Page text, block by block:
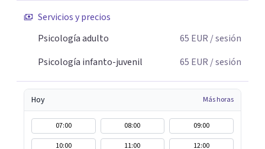
Servicios y precios
Psicología adulto
65 EUR / sesión
Psicología infanto-juvenil
65 EUR / sesión
Hoy Más horas
07:00 08:00
09:00
10:00
11:00 12:00